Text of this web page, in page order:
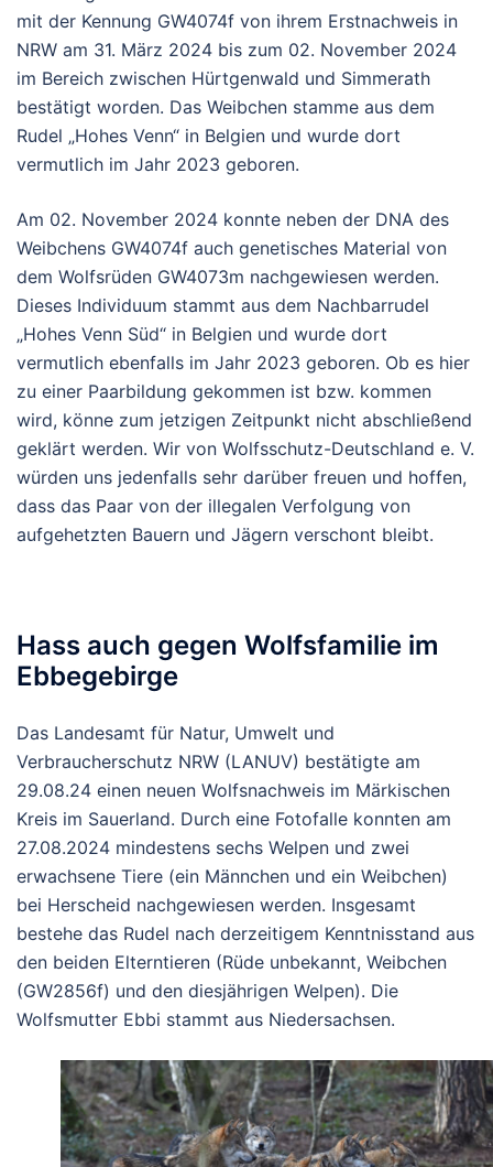
mit der Kennung GW4074f von ihrem Erstnachweis in
NRW am 31. März 2024 bis zum 02. November 2024
im Bereich zwischen Hürtgenwald und Simmerath
bestätigt worden. Das Weibchen stamme aus dem
Rudel „Hohes Venn“ in Belgien und wurde dort
vermutlich im Jahr 2023 geboren.
Am 02. November 2024 konnte neben der DNA des
Weibchens GW4074f auch genetisches Material von
dem Wolfsrüden GW4073m nachgewiesen werden.
Dieses Individuum stammt aus dem Nachbarrudel
„Hohes Venn Süd“ in Belgien und wurde dort
vermutlich ebenfalls im Jahr 2023 geboren. Ob es hier
zu einer Paarbildung gekommen ist bzw. kommen
wird, könne zum jetzigen Zeitpunkt nicht abschließend
geklärt werden. Wir von Wolfsschutz-Deutschland e. V.
würden uns jedenfalls sehr darüber freuen und hoffen,
dass das Paar von der illegalen Verfolgung von
aufgehetzten Bauern und Jägern verschont bleibt.
Hass auch gegen Wolfsfamilie im
Ebbegebirge
Das Landesamt für Natur, Umwelt und
Verbraucherschutz NRW (LANUV) bestätigte am
29.08.24 einen neuen Wolfsnachweis im Märkischen
Kreis im Sauerland. Durch eine Fotofalle konnten am
27.08.2024 mindestens sechs Welpen und zwei
erwachsene Tiere (ein Männchen und ein Weibchen)
bei Herscheid nachgewiesen werden. Insgesamt
bestehe das Rudel nach derzeitigem Kenntnisstand aus
den beiden Elterntieren (Rüde unbekannt, Weibchen
(GW2856f) und den diesjährigen Welpen). Die
Wolfsmutter Ebbi stammt aus Niedersachsen.